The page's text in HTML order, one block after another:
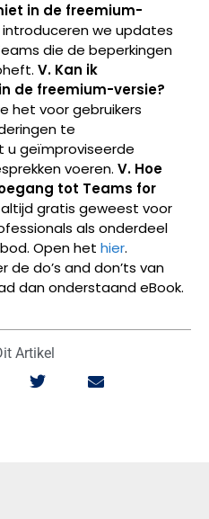
in de freemium-
we updates
die de beperkingen
V. Kan ik
de freemium-versie?
het voor gebruikers
te
u geïmproviseerde
voeren. V. Hoe
tot Teams for
altijd gratis geweest voor
als onderdeel
Open het hier.
do’s and don’ts van
dan onderstaand eBook.
Artikel